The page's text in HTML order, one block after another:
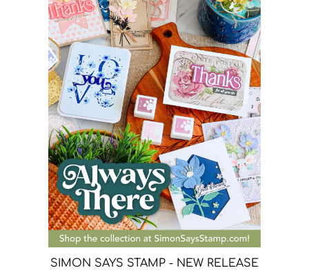
SIMON SAYS STAMP - NEW RELEASE